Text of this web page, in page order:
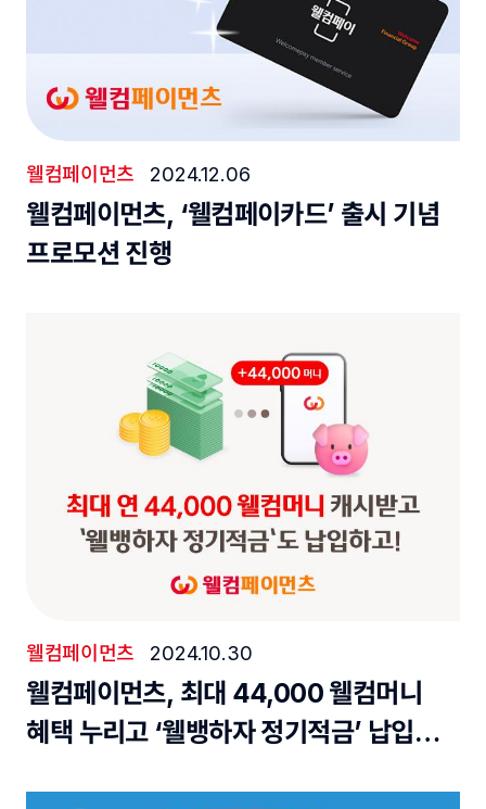
웰컴페이먼츠 2024.12.06
웰컴페이먼츠, ‘웰컴페이카드’ 출시 기념
프로모션 진행
웰컴페이먼츠 2024.10.30
웰컴페이먼츠, 최대 44,000 웰컴머니
혜택 누리고 ‘웰뱅하자 정기적금’ 납입도